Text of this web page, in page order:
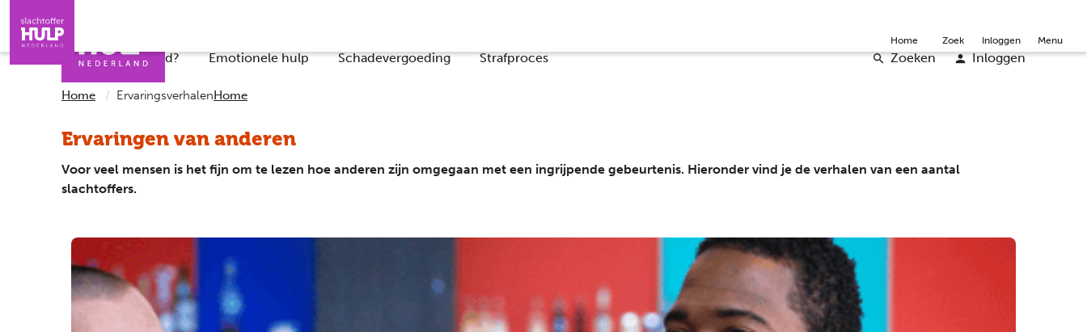
Wat is er gebeurd? Emotionele hulp Schadevergoeding Strafproces Zoeken Inloggen
Home Zoek Inloggen Menu
Home ErvaringsverhalenHome
Ervaringen van anderen
Voor veel mensen is het fijn om te lezen hoe anderen zijn omgegaan met een ingrijpende gebeurtenis. Hieronder vind je de verhalen van een aantal
slachtoffers.